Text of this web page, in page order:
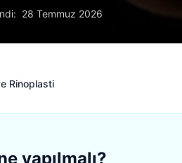
28 Temmuz 2026
Rinoplasti
yapılmalı?